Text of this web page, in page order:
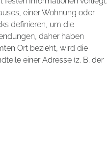
einer Wohnung oder
definieren, um die
daher haben
Ort bezieht, wird die
einer Adresse (z. B. der